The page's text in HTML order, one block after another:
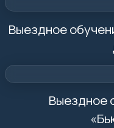
Выездное
Выездное